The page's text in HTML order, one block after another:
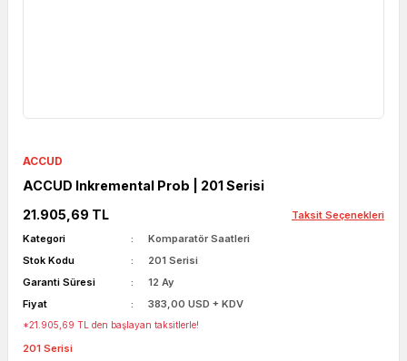
ACCUD
ACCUD Inkremental Prob | 201 Serisi
21.905,69 TL
Taksit Seçenekleri
Kategori
Komparatör Saatleri
Stok Kodu
201 Serisi
Garanti Süresi
12 Ay
Fiyat
383,00 USD + KDV
*21.905,69 TL den başlayan taksitlerle!
201 Serisi